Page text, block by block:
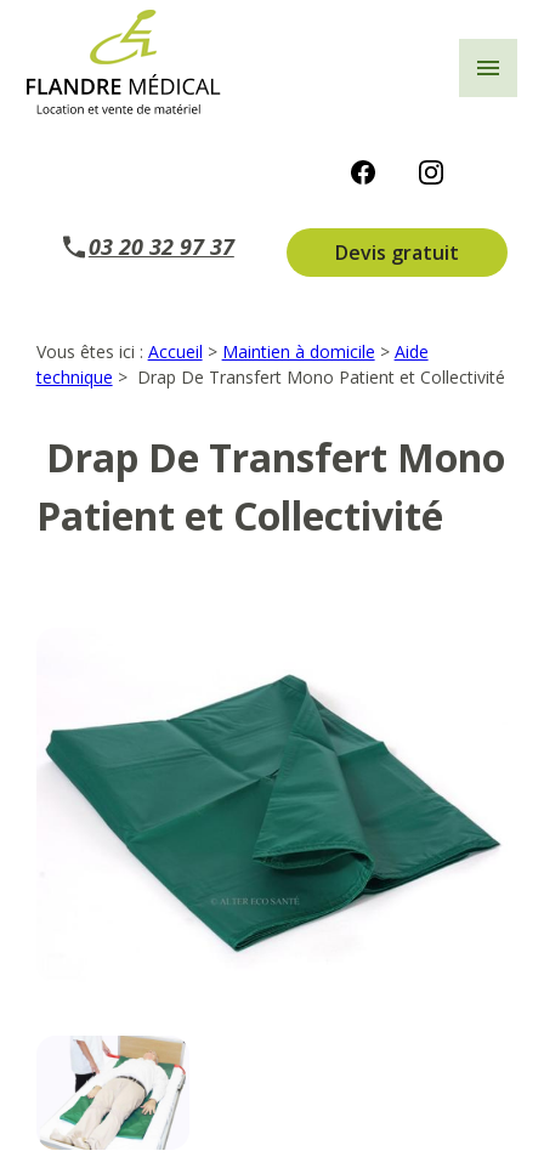
menu
03 20 32 97 37 Devis gratuit
Vous êtes ici : Accueil > Maintien à domicile > Aide
technique > Drap De Transfert Mono Patient et Collectivité
Drap De Transfert Mono
Patient et Collectivité
Panneau de gestion des cookies